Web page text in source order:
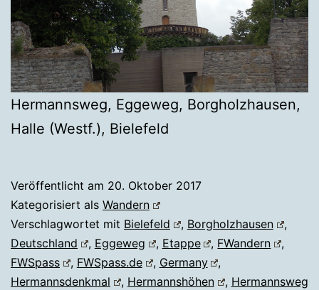
Hermannsweg, Eggeweg, Borgholzhausen,
Halle (Westf.), Bielefeld
Veröffentlicht am 20. Oktober 2017
Kategorisiert als Wandern
Verschlagwortet mit Bielefeld , Borgholzhausen
,
Deutschland
, Eggeweg , Etappe , FWandern
,
FWSpass
, FWSpass.de , Germany
,
Hermannsdenkmal
, Hermannshöhen , Hermannsweg